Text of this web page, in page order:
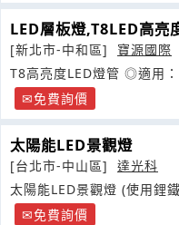
LED層板燈,T8LED高亮
[新北市-中和區]
寶源國際
T8高亮度LED
免費詢價
太陽能LED景觀燈
[台北市-中山區]
達光科
太陽能LED景
免費詢價